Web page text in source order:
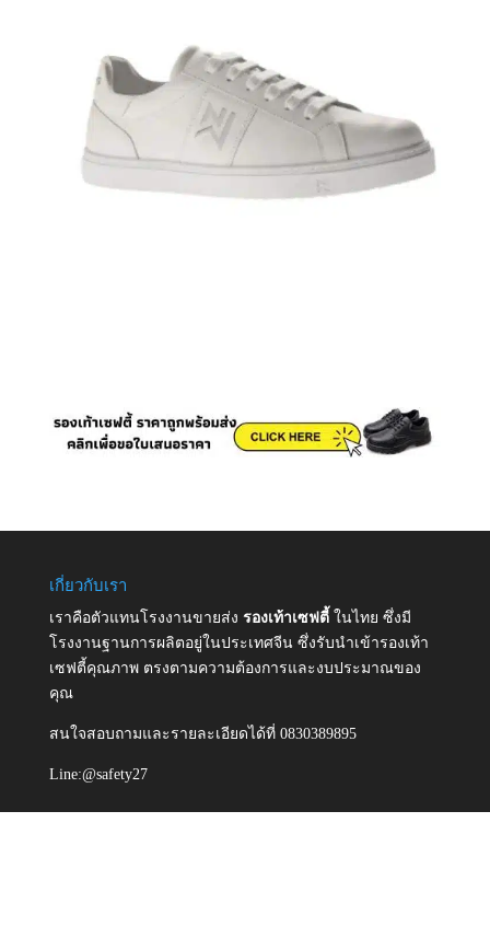
เกี่ยวกับเรา
เราคือตัวแทนโรงงานขายส่ง รองเท้าเซฟตี้ ในไทย ซึ่งมี
โรงงานฐานการผลิตอยู่ในประเทศจีน ซึ่งรับนำเข้ารองเท้า
เซฟตี้คุณภาพ ตรงตามความต้องการและงบประมาณของ
คุณ
สนใจสอบถามและรายละเอียดได้ที่ 0830389895
Line:@safety27